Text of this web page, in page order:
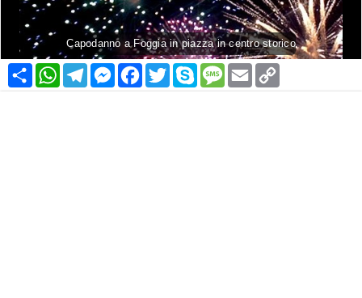
Capodanno a Foggia in piazza in centro storico
Condividi
WhatsApp
Telegram
Messenger
Facebook
TwitterSkypeMessage
Email